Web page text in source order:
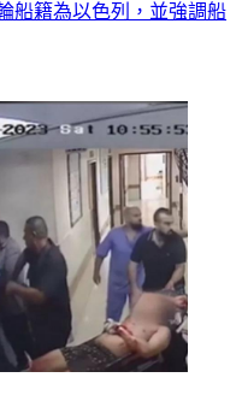
船籍為以色列，並強調船